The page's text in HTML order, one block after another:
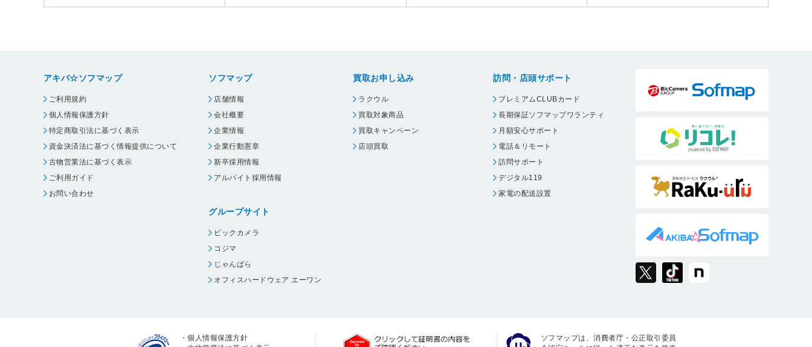
アキバ☆ソフマップ
ご利用規約
個人情報保護方針
特定商取引法に基づく表示
資金決済法に基づく情報提供について
古物営業法に基づく表示
ご利用ガイド
お問い合わせ
ソフマップ
店舗情報
会社概要
企業情報
企業行動憲章
新卒採用情報
アルバイト採用情報
グループサイト
ビックカメラ
コジマ
じゃんぱら
オフィスハードウェア エーワン
買取お申し込み
ラクウル
買取対象商品
買取キャンペーン
店頭買取
訪問・店頭サポート
プレミアムCLUBカード
長期保証ソフマップワランティ
月額安心サポート
電話＆リモート
訪問サポート
デジタル119
家電の配送設置
・個人情報保護方針
ソフマップは、消費者庁・公正取引委員